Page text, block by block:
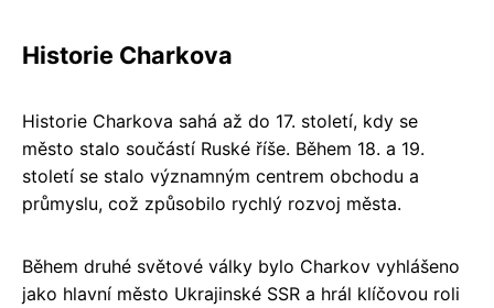
Historie Charkova
Historie Charkova sahá až do 17. století, kdy se
město stalo součástí Ruské říše. Během 18. a 19.
století se stalo významným centrem obchodu a
průmyslu, což způsobilo rychlý rozvoj města.
Během druhé světové války bylo Charkov vyhlášeno
jako hlavní město Ukrajinské SSR a hrál klíčovou roli